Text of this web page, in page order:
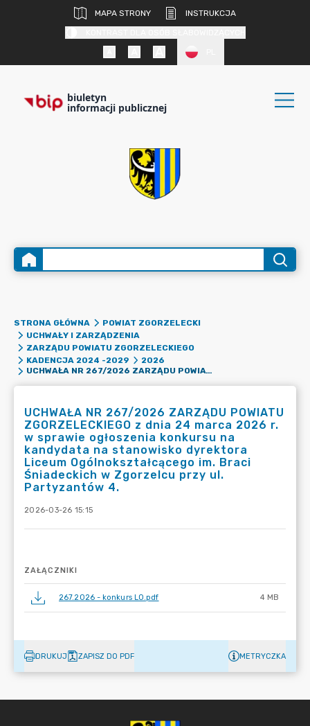
MAPA STRONY
INSTRUKCJA
biuletyn
informacji publicznej
STRONA GŁÓWNA
POWIAT ZGORZELECKI
UCHWAŁY I ZARZĄDZENIA
ZARZĄDU POWIATU ZGORZELECKIEGO
KADENCJA 2024 -2029
2026
UCHWAŁA NR 267/2026 ZARZĄDU POWIATU ZGORZELECKIEGO Z DNIA 24 MARCA 2026 R. W SPRAWIE OGŁOSZENIA KONKURSU NA KANDYDATA NA STANOWISKO DYREKTORA LICEUM OGÓLNOKSZTAŁCĄCEGO IM. BRACI ŚNIADECKICH W ZGORZELCU PRZY UL. PARTYZANTÓW 4.
UCHWAŁA NR 267/2026 ZARZĄDU POWIATU
ZGORZELECKIEGO z dnia 24 marca 2026 r.
w sprawie ogłoszenia konkursu na
kandydata na stanowisko dyrektora
Liceum Ogólnokształcącego im. Braci
Śniadeckich w Zgorzelcu przy ul.
Partyzantów 4.
2026-03-26 15:15
ZAŁĄCZNIKI
267.2026 - konkurs LO.pdf 4 MB
DRUKUJ ZAPISZ DO PDF METRYCZKA